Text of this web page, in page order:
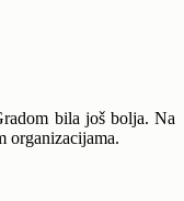
bila još bolja. Na
organizacijama.